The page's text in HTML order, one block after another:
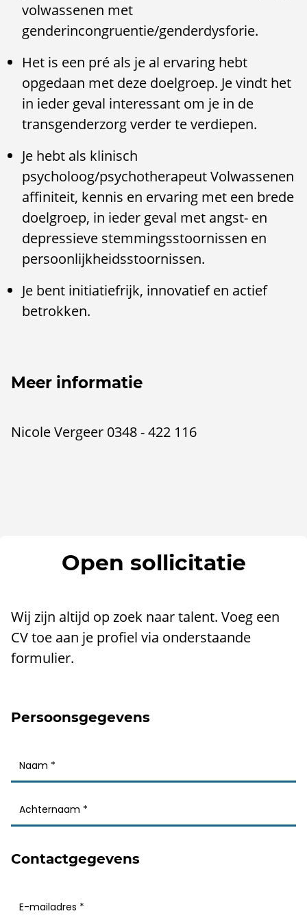
volwassenen met
genderincongruentie/genderdysforie.
Het is een pré als je al ervaring hebt
opgedaan met deze doelgroep. Je vindt het
in ieder geval interessant om je in de
transgenderzorg verder te verdiepen.
Je hebt als klinisch
psycholoog/psychotherapeut Volwassenen
affiniteit, kennis en ervaring met een brede
doelgroep, in ieder geval met angst- en
depressieve stemmingsstoornissen en
persoonlijkheidsstoornissen.
Je bent initiatiefrijk, innovatief en actief
betrokken.
Meer informatie
Nicole Vergeer 0348 - 422 116
Open sollicitatie
Wij zijn altijd op zoek naar talent. Voeg een
CV toe aan je profiel via onderstaande
formulier.
Persoonsgegevens
Contactgegevens